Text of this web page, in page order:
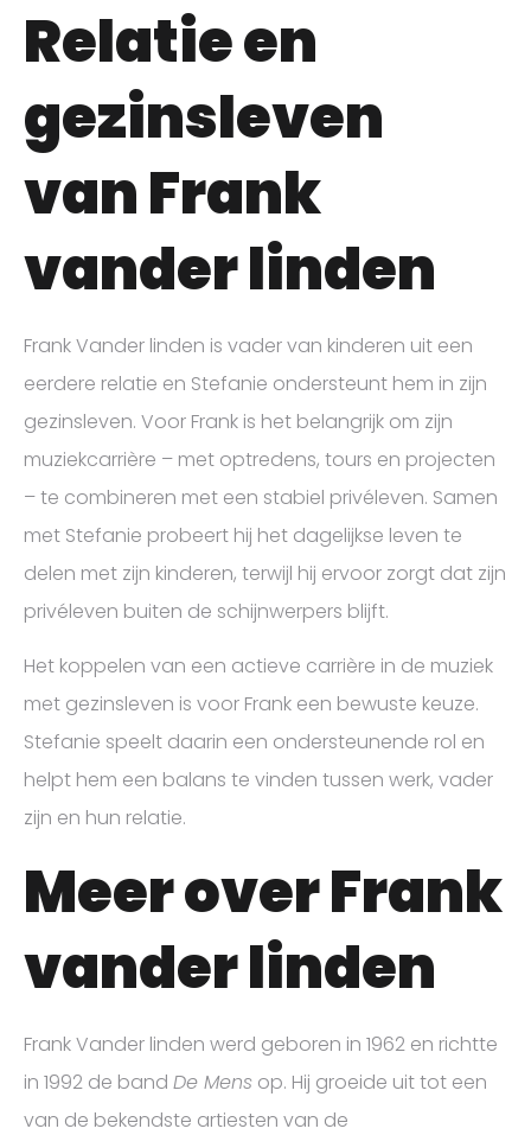
Relatie en
gezinsleven
van Frank
vander linden
Frank Vander linden is vader van kinderen uit een
eerdere relatie en Stefanie ondersteunt hem in zijn
gezinsleven. Voor Frank is het belangrijk om zijn
muziekcarrière – met optredens, tours en projecten
– te combineren met een stabiel privéleven. Samen
met Stefanie probeert hij het dagelijkse leven te
delen met zijn kinderen, terwijl hij ervoor zorgt dat zijn
privéleven buiten de schijnwerpers blijft.
Het koppelen van een actieve carrière in de muziek
met gezinsleven is voor Frank een bewuste keuze.
Stefanie speelt daarin een ondersteunende rol en
helpt hem een balans te vinden tussen werk, vader
zijn en hun relatie.
Meer over Frank
vander linden
Frank Vander linden werd geboren in 1962 en richtte
in 1992 de band De Mens op. Hij groeide uit tot een
van de bekendste artiesten van de